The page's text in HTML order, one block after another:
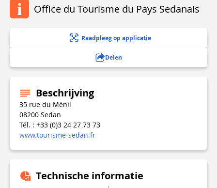
Office du Tourisme du Pays Sedanais
Raadpleeg op applicatie
Delen
Beschrijving
35 rue du Ménil
08200 Sedan
Tél. : +33 (0)3 24 27 73 73
www.tourisme-sedan.fr
Technische informatie